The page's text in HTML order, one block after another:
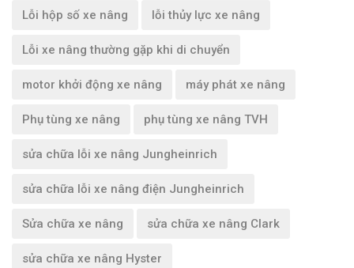
Lỗi hộp số xe nâng lỗi thủy lực xe nâng
Lỗi xe nâng thường gặp khi di chuyển
motor khởi động xe nâng máy phát xe nâng
Phụ tùng xe nâng phụ tùng xe nâng TVH
sửa chữa lỗi xe nâng Jungheinrich
sửa chữa lỗi xe nâng điện Jungheinrich
Sửa chữa xe nâng sửa chữa xe nâng Clark
sửa chữa xe nâng Hyster